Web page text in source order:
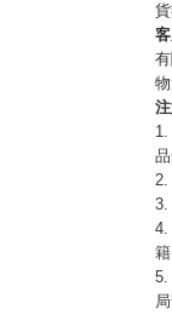
貨
2.
3.
4.
籍
5.